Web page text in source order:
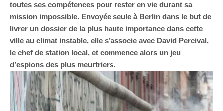
toutes ses compétences pour rester en vie durant sa
mission impossible. Envoyée seule à Berlin dans le but de
livrer un dossier de la plus haute importance dans cette
ville au climat instable, elle s’associe avec David Percival,
le chef de station local, et commence alors un jeu
d’espions des plus meurtriers.